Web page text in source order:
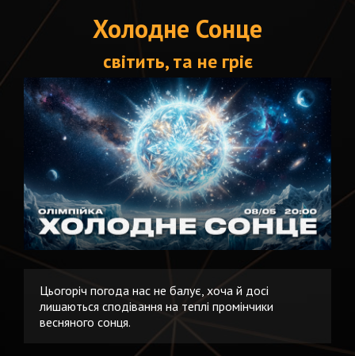
Холодне Сонце
світить, та не гріє
Цьогоріч погода нас не балує, хоча й досі
лишаються сподівання на теплі промінчики
весняного сонця.